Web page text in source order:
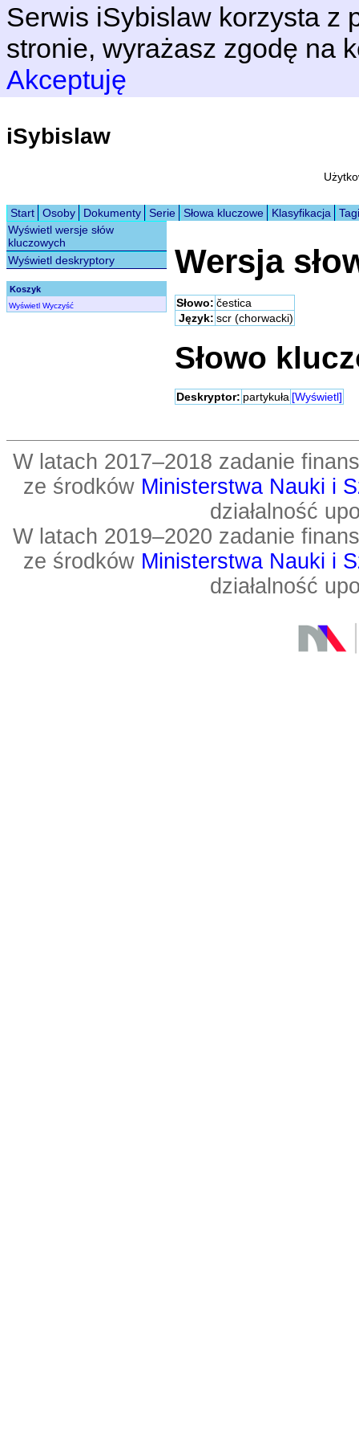
Serwis iSybislaw korzysta z
stronie, wyrażasz zgodę na
Akceptuję
iSybislaw
Start Osoby Dokumenty Serie Słowa kluczowe Klasyfikacja
Tagi
Wyświetl wersje słów
kluczowych
Wyświetl deskryptory
Koszyk
Wyświetl Wyczyść
Wersja
Słowo: čestica
Język: scr (chorwacki)
Słowo
Deskryptor: partykuła [Wyświetl]
W latach 2017–2018 zadanie
ze środków Ministerstwa Nauki i
działalność
W latach 2019–2020 zadanie
ze środków Ministerstwa Nauki i
działalność